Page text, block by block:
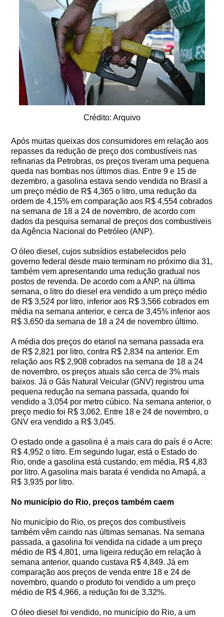
Crédito: Arquivo
Após muitas queixas dos consumidores em relação aos
repasses da redução de preço dos combustíveis nas
refinarias da Petrobras, os preços tiveram uma pequena
queda nas bombas nos últimos dias. Entre 9 e 15 de
dezembro, a gasolina estava sendo vendida no Brasil a
um preço médio de R$ 4,365 o litro, uma redução da
ordem de 4,15% em comparação aos R$ 4,554 cobrados
na semana de 18 a 24 de novembro, de acordo com
dados da pesquisa semanal de preços dos combustíveis
da Agência Nacional do Petróleo (ANP).
O óleo diesel, cujos subsídios estabelecidos pelo
governo federal desde maio terminam no próximo dia 31,
também vem apresentando uma redução gradual nos
postos de revenda. De acordo com a ANP, na última
semana, o litro do diesel era vendido a um preço médio
de R$ 3,524 por litro, inferior aos R$ 3,566 cobrados em
média na semana anterior, e cerca de 3,45% inferior aos
R$ 3,650 da semana de 18 a 24 de novembro último.
A média dos preços do etanol na semana passada era
de R$ 2,821 por litro, contra R$ 2,834 na anterior. Em
relação aos R$ 2,908 cobrados na semana de 18 a 24
de novembro, os preços atuais são cerca de 3% mais
baixos. Já o Gás Natural Veicular (GNV) registrou uma
pequena redução na semana passada, quando foi
vendido a 3,054 por metro cúbico. Na semana anterior, o
preço medio foi R$ 3,062. Entre 18 e 24 de novembro, o
GNV era vendido a R$ 3,045.
O estado onde a gasolina é a mais cara do país é o Acre:
R$ 4,952 o litro. Em segundo lugar, está o Estado do
Rio, onde a gasolina está custando, em média, R$ 4,83
por litro. A gasolina mais barata é vendida no Amapá, a
R$ 3,935 por litro.
No município do Rio, preços também caem
No município do Rio, os preços dos combustíveis
também vêm caindo nas últimas semanas. Na semana
passada, a gasolina foi vendida na cidade a um preço
médio de R$ 4,801, uma ligeira redução em relação à
semana anterior, quando custava R$ 4,849. Já em
comparação aos preços de venda entre 18 e 24 de
novembro, quando o produto foi vendido a um preço
médio de R$ 4,966, a redução foi de 3,32%.
O óleo diesel foi vendido, no município do Rio, a um